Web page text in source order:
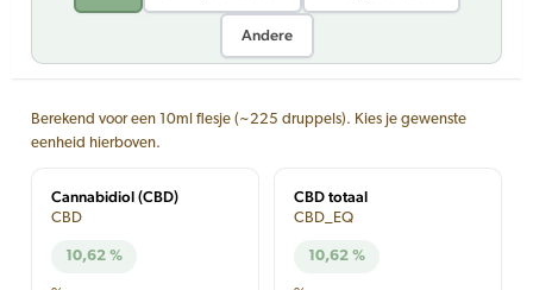
Andere
Berekend voor een 10ml flesje (~225 druppels). Kies je gewenste
eenheid hierboven.
Cannabidiol (CBD)
CBD
10,62 %
CBD totaal
CBD_EQ
10,62 %